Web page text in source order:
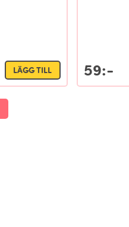
LÄGG TILL 59:-